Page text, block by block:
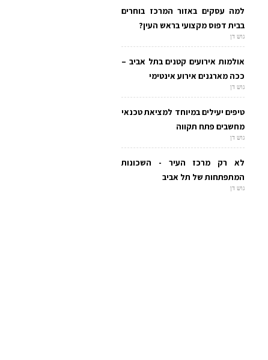
למה עסקים באזור המרכז בוחרים
בבית דפוס מקצועי בראש העין?
גוש דן
אולמות אירועים קטנים בתל אביב –
ככה מארגנים אירוע אינטימי
גוש דן
טיפים יעילים במיוחד למציאת טכנאי
מחשבים פתח תקווה
גוש דן
לא רק מרכז העיר - השכונות
המתפתחות של תל אביב
גוש דן